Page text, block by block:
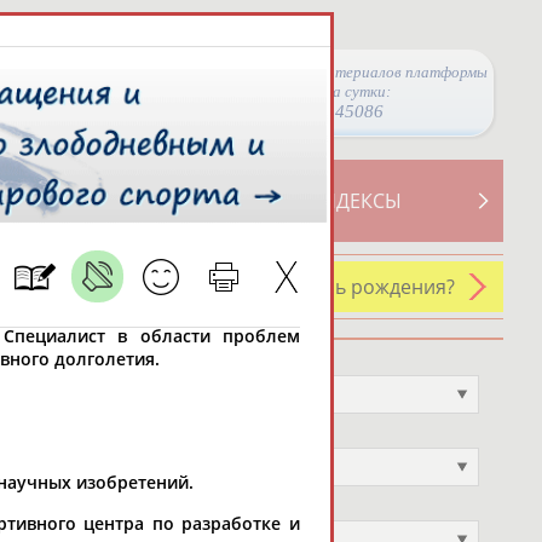
Просмотры материалов платформы
за сутки:
45086
СВОДНЫЕ ИНДЕКСЫ
У кого сегодня день рождения?
Профессия
в области проблем
долголетия.
изобретений.
центра по разработке и